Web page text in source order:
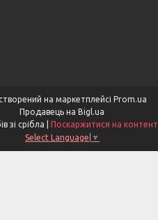
на маркетплейсі Prom.ua
Продавець на Bigl.ua
Поскаржитися на контент
Select Language ▼